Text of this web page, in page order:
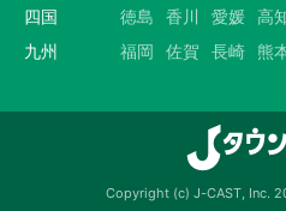
四国
徳島 香川 愛媛 高
九州
福岡 佐賀 長崎 熊
Copyright (c) J-CAST, Inc.